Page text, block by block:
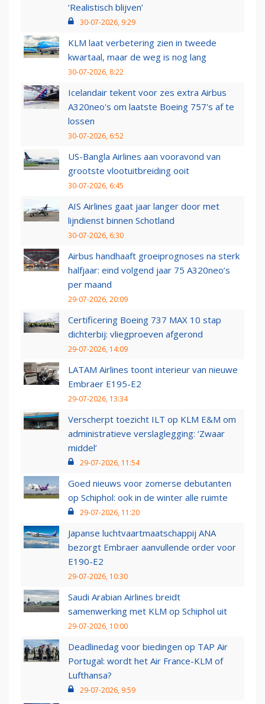
‘Realistisch blijven’
30-07-2026, 9:29
KLM laat verbetering zien in tweede
kwartaal, maar de weg is nog lang
30-07-2026, 8:22
Icelandair tekent voor zes extra Airbus
A320neo's om laatste Boeing 757's af te
lossen
30-07-2026, 6:52
US-Bangla Airlines aan vooravond van
grootste vlootuitbreiding ooit
30-07-2026, 6:45
AIS Airlines gaat jaar langer door met
lijndienst binnen Schotland
30-07-2026, 6:30
Airbus handhaaft groeiprognoses na sterk
halfjaar: eind volgend jaar 75 A320neo’s
per maand
29-07-2026, 20:09
Certificering Boeing 737 MAX 10 stap
dichterbij: vliegproeven afgerond
29-07-2026, 14:09
LATAM Airlines toont interieur van nieuwe
Embraer E195-E2
29-07-2026, 13:34
Verscherpt toezicht ILT op KLM E&M om
administratieve verslaglegging: ‘Zwaar
middel’
29-07-2026, 11:54
Goed nieuws voor zomerse debutanten
op Schiphol: ook in de winter alle ruimte
29-07-2026, 11:20
Japanse luchtvaartmaatschappij ANA
bezorgt Embraer aanvullende order voor
E190-E2
29-07-2026, 10:30
Saudi Arabian Airlines breidt
samenwerking met KLM op Schiphol uit
29-07-2026, 10:00
Deadlinedag voor biedingen op TAP Air
Portugal: wordt het Air France-KLM of
Lufthansa?
29-07-2026, 9:59